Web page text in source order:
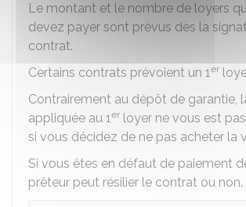
Le montant et le nombre de loyers
devez payer sont prévus dès la
contrat.
Certains contrats prévoient un 1er
Contrairement au dépôt de garantie,
appliquée au 1er loyer ne vous est
si vous décidez de ne pas acheter la
Si vous êtes en défaut de paiement
prêteur peut résilier le contrat ou non.